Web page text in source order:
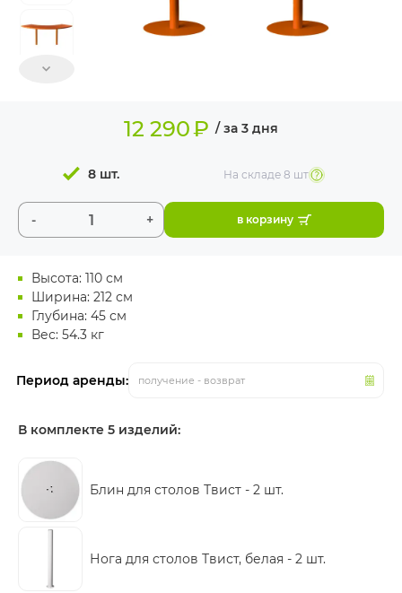
ИЗДЕЛИЯ ДЛЯ
КОМФОРТА
ТЕХНИЧЕСКОЕ
Высота: 110 см
Ширина: 212 см
Глубина: 45 см
Вес: 54.3 кг
Период аренды: получение - возврат
12 290₽ / за 3 дня
- +
8 шт. На складе8 шт
в корзину
В комплекте 5 изделий:
Блин для столов Твист - 2 шт.
Нога для столов Твист, белая - 2 шт.